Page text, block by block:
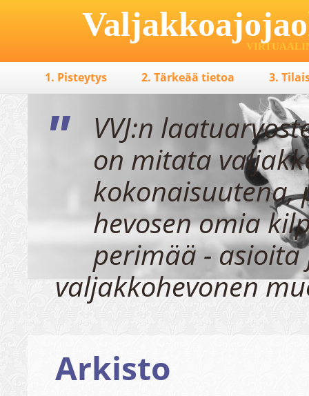
1. Pisteytys 2. Tärkeää tietoa 3.
"
VVJ:n
on mitata
kokonaisuutena,
hevosen omia
perimää - asioita
valjakkohevonen
Arkisto